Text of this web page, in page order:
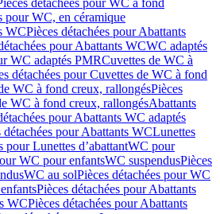
détachées pour WC à fond
pour WC, en céramique
WCPièces détachées pour Abattants
pour Abattants WCWC adaptés
WC adaptés PMRCuvettes de WC à
détachées pour Cuvettes de WC à fond
WC à fond creux, rallongésPièces
WC à fond creux, rallongésAbattants
pour Abattants WC adaptés
détachées pour Abattants WCLunettes
pour Lunettes d’abattantWC pour
WC pour enfantsWC suspendusPièces
WC au solPièces détachées pour WC
Pièces détachées pour Abattants
WCPièces détachées pour Abattants